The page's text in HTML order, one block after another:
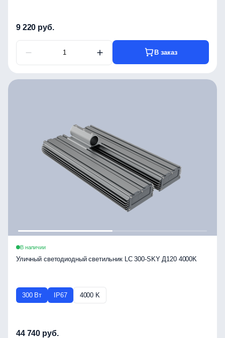
9 220 руб.
В заказ
В наличии
Уличный светодиодный светильник LC 300-SKY Д120 4000K
300 Вт IP67 4000 K
44 740 руб.